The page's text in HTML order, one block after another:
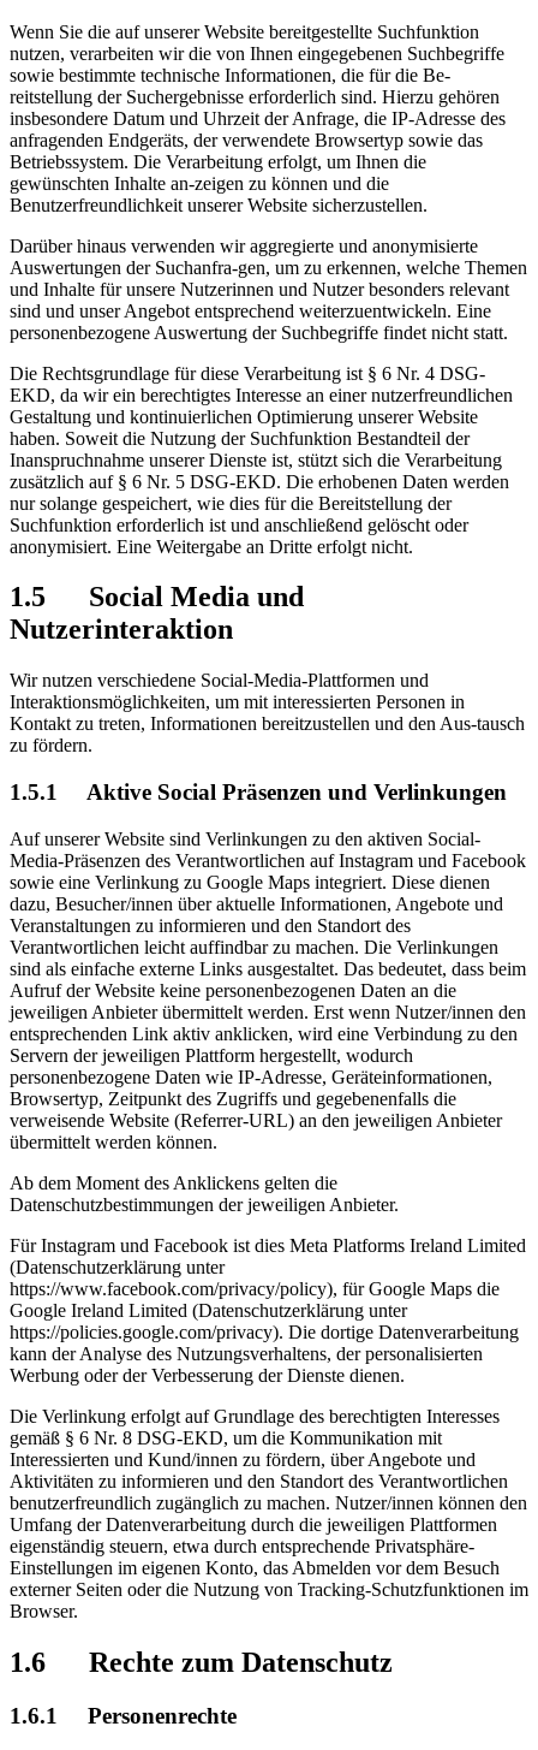
Wenn Sie die auf unserer Website bereitgestellte Suchfunktion
nutzen, verarbeiten wir die von Ihnen eingegebenen Suchbegriffe
sowie bestimmte technische Informationen, die für die Be-
reitstellung der Suchergebnisse erforderlich sind. Hierzu gehören
insbesondere Datum und Uhrzeit der Anfrage, die IP-Adresse des
anfragenden Endgeräts, der verwendete Browsertyp sowie das
Betriebssystem. Die Verarbeitung erfolgt, um Ihnen die
gewünschten Inhalte an-zeigen zu können und die
Benutzerfreundlichkeit unserer Website sicherzustellen.
Darüber hinaus verwenden wir aggregierte und anonymisierte
Auswertungen der Suchanfra-gen, um zu erkennen, welche Themen
und Inhalte für unsere Nutzerinnen und Nutzer besonders relevant
sind und unser Angebot entsprechend weiterzuentwickeln. Eine
personenbezogene Auswertung der Suchbegriffe findet nicht statt.
Die Rechtsgrundlage für diese Verarbeitung ist § 6 Nr. 4 DSG-
EKD, da wir ein berechtigtes Interesse an einer nutzerfreundlichen
Gestaltung und kontinuierlichen Optimierung unserer Website
haben. Soweit die Nutzung der Suchfunktion Bestandteil der
Inanspruchnahme unserer Dienste ist, stützt sich die Verarbeitung
zusätzlich auf § 6 Nr. 5 DSG-EKD. Die erhobenen Daten werden
nur solange gespeichert, wie dies für die Bereitstellung der
Suchfunktion erforderlich ist und anschließend gelöscht oder
anonymisiert. Eine Weitergabe an Dritte erfolgt nicht.
1.5 Social Media und
Nutzerinteraktion
Wir nutzen verschiedene Social-Media-Plattformen und
Interaktionsmöglichkeiten, um mit interessierten Personen in
Kontakt zu treten, Informationen bereitzustellen und den Aus-tausch
zu fördern.
1.5.1 Aktive Social Präsenzen und Verlinkungen
Auf unserer Website sind Verlinkungen zu den aktiven Social-
Media-Präsenzen des Verantwortlichen auf Instagram und Facebook
sowie eine Verlinkung zu Google Maps integriert. Diese dienen
dazu, Besucher/innen über aktuelle Informationen, Angebote und
Veranstaltungen zu informieren und den Standort des
Verantwortlichen leicht auffindbar zu machen. Die Verlinkungen
sind als einfache externe Links ausgestaltet. Das bedeutet, dass beim
Aufruf der Website keine personenbezogenen Daten an die
jeweiligen Anbieter übermittelt werden. Erst wenn Nutzer/innen den
entsprechenden Link aktiv anklicken, wird eine Verbindung zu den
Servern der jeweiligen Plattform hergestellt, wodurch
personenbezogene Daten wie IP-Adresse, Geräteinformationen,
Browsertyp, Zeitpunkt des Zugriffs und gegebenenfalls die
verweisende Website (Referrer-URL) an den jeweiligen Anbieter
übermittelt werden können.
Ab dem Moment des Anklickens gelten die
Datenschutzbestimmungen der jeweiligen Anbieter.
Für Instagram und Facebook ist dies Meta Platforms Ireland Limited
(Datenschutzerklärung unter
https://www.facebook.com/privacy/policy), für Google Maps die
Google Ireland Limited (Datenschutzerklärung unter
https://policies.google.com/privacy). Die dortige Datenverarbeitung
kann der Analyse des Nutzungsverhaltens, der personalisierten
Werbung oder der Verbesserung der Dienste dienen.
Die Verlinkung erfolgt auf Grundlage des berechtigten Interesses
gemäß § 6 Nr. 8 DSG-EKD, um die Kommunikation mit
Interessierten und Kund/innen zu fördern, über Angebote und
Aktivitäten zu informieren und den Standort des Verantwortlichen
benutzerfreundlich zugänglich zu machen. Nutzer/innen können den
Umfang der Datenverarbeitung durch die jeweiligen Plattformen
eigenständig steuern, etwa durch entsprechende Privatsphäre-
Einstellungen im eigenen Konto, das Abmelden vor dem Besuch
externer Seiten oder die Nutzung von Tracking-Schutzfunktionen im
Browser.
1.6 Rechte zum Datenschutz
1.6.1 Personenrechte